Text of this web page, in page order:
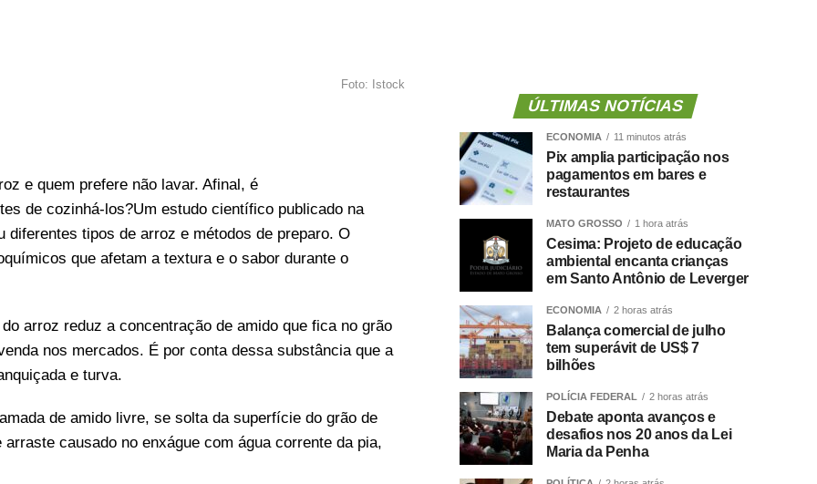
Foto: Istock
e quem prefere não lavar. Afinal, é
de cozinhá-los?Um estudo científico publicado na
tipos de arroz e métodos de preparo. O
que afetam a textura e o sabor durante o
arroz reduz a concentração de amido que fica no grão
nos mercados. É por conta dessa substância que a
e turva.
de amido livre, se solta da superfície do grão de
causado no enxágue com água corrente da pia,
ÚLTIMAS NOTÍCIAS
ECONOMIA 11 minutos atrás
Pix amplia participação nos
pagamentos em bares e
restaurantes
MATO GROSSO 1 hora atrás
Cesima: Projeto de educação
ambiental encanta crianças
em Santo Antônio de Leverger
ECONOMIA 2 horas atrás
Balança comercial de julho
tem superávit de US$ 7
bilhões
POLÍCIA FEDERAL 2 horas atrás
Debate aponta avanços e
desafios nos 20 anos da Lei
Maria da Penha